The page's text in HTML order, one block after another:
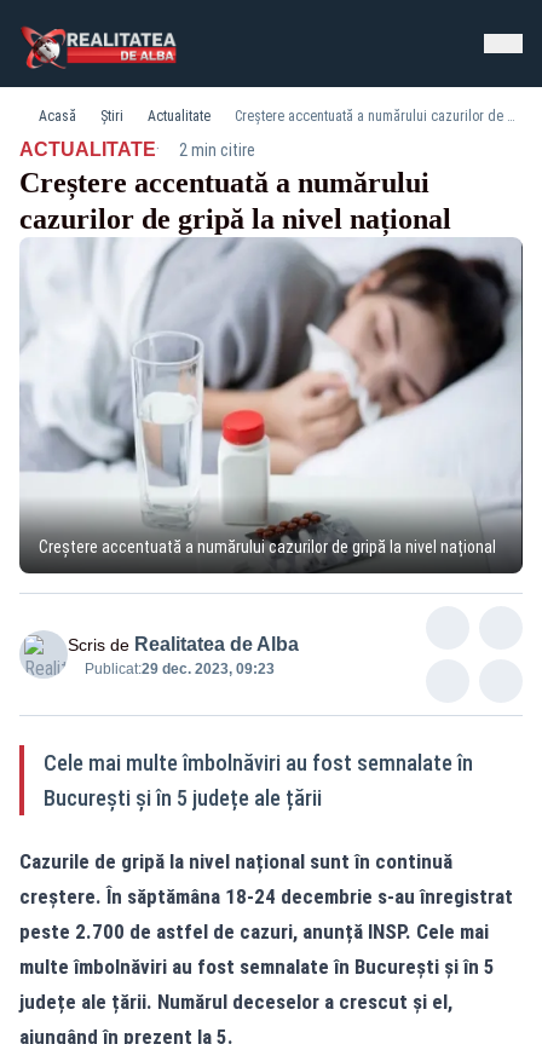
Acasă Știri Actualitate Creștere accentuată a numărului cazurilor de gripă la nivel național
ACTUALITATE· 2 min citire
Creștere accentuată a numărului
cazurilor de gripă la nivel național
Creștere accentuată a numărului cazurilor de gripă la nivel național
Scris de Realitatea de Alba
Publicat:29 dec. 2023, 09:23
Cele mai multe îmbolnăviri au fost semnalate în
București și în 5 județe ale țării
Cazurile de gripă la nivel național sunt în continuă
creștere. În săptămâna 18-24 decembrie s-au înregistrat
peste 2.700 de astfel de cazuri, anunță INSP. Cele mai
multe îmbolnăviri au fost semnalate în București și în 5
județe ale țării. Numărul deceselor a crescut și el,
ajungând în prezent la 5.